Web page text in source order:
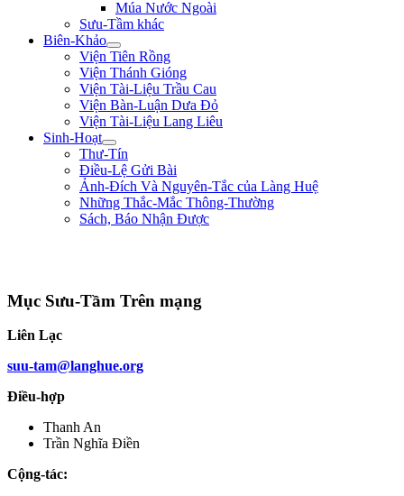
Múa Nước Ngoài
Sưu-Tầm khác
Biên-Khảo
Viện Tiên Rồng
Viện Thánh Gióng
Viện Tài-Liệu Trầu Cau
Viện Bàn-Luận Dưa Đỏ
Viện Tài-Liệu Lang Liêu
Sinh-Hoạt
Thư-Tín
Điều-Lệ Gửi Bài
Ảnh-Đích Và Nguyên-Tắc của Làng Huệ
Những Thắc-Mắc Thông-Thường
Sách, Báo Nhận Được
Mục Sưu-Tầm Trên mạng
Liên Lạc
suu-tam@langhue.org
Điều-hợp
Thanh An
Trần Nghĩa Điền
Cộng-tác: